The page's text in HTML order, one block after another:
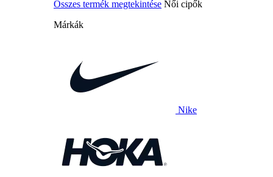
Összes termék megtekintése Női cipők
Márkák
Nike